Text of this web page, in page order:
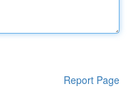
Report Page